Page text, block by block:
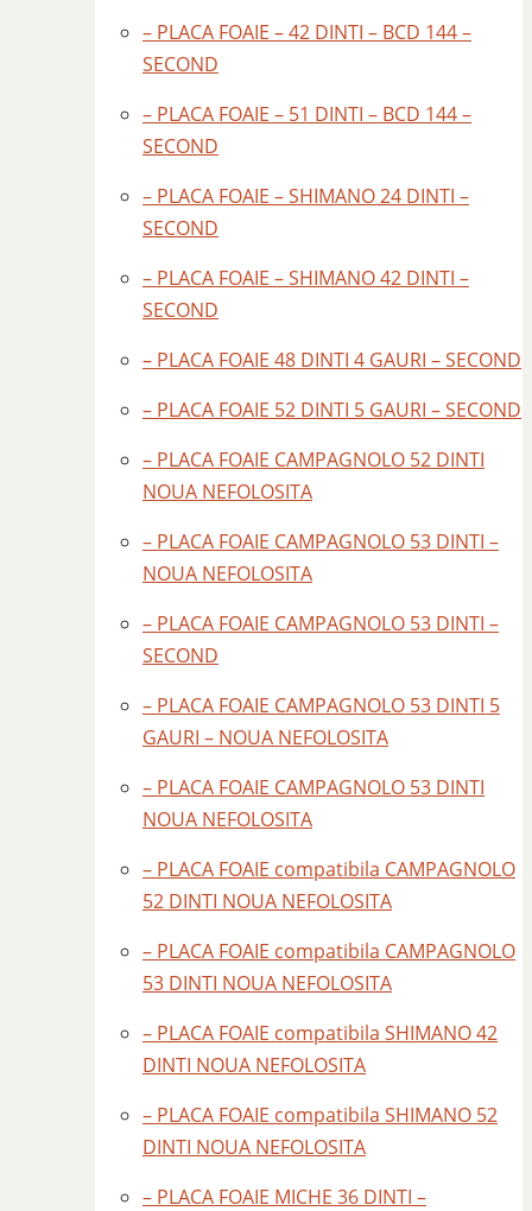
– PLACA FOAIE – 42 DINTI – BCD 144 –
SECOND
– PLACA FOAIE – 51 DINTI – BCD 144 –
SECOND
– PLACA FOAIE – SHIMANO 24 DINTI –
SECOND
– PLACA FOAIE – SHIMANO 42 DINTI –
SECOND
– PLACA FOAIE 48 DINTI 4 GAURI – SECOND
– PLACA FOAIE 52 DINTI 5 GAURI – SECOND
– PLACA FOAIE CAMPAGNOLO 52 DINTI
NOUA NEFOLOSITA
– PLACA FOAIE CAMPAGNOLO 53 DINTI –
NOUA NEFOLOSITA
– PLACA FOAIE CAMPAGNOLO 53 DINTI –
SECOND
– PLACA FOAIE CAMPAGNOLO 53 DINTI 5
GAURI – NOUA NEFOLOSITA
– PLACA FOAIE CAMPAGNOLO 53 DINTI
NOUA NEFOLOSITA
– PLACA FOAIE compatibila CAMPAGNOLO
52 DINTI NOUA NEFOLOSITA
– PLACA FOAIE compatibila CAMPAGNOLO
53 DINTI NOUA NEFOLOSITA
– PLACA FOAIE compatibila SHIMANO 42
DINTI NOUA NEFOLOSITA
– PLACA FOAIE compatibila SHIMANO 52
DINTI NOUA NEFOLOSITA
– PLACA FOAIE MICHE 36 DINTI –